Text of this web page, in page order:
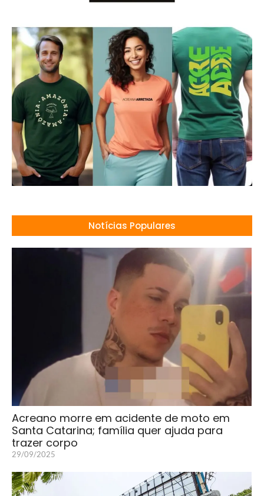
Notícias Populares
Acreano morre em acidente de moto em
Santa Catarina; família quer ajuda para
trazer corpo
29/09/2025